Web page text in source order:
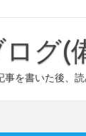
グ(
を書いた後、読